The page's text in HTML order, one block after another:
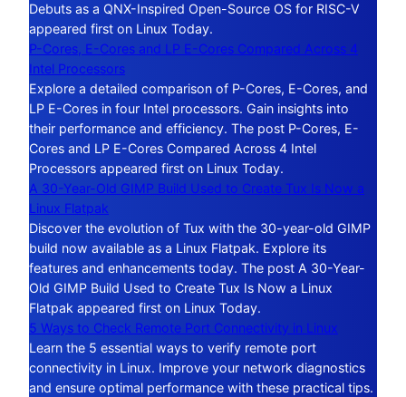
Debuts as a QNX-Inspired Open-Source OS for RISC-V
appeared first on Linux Today.
P-Cores, E-Cores and LP E-Cores Compared Across 4
Intel Processors
Explore a detailed comparison of P-Cores, E-Cores, and
LP E-Cores in four Intel processors. Gain insights into
their performance and efficiency. The post P-Cores, E-
Cores and LP E-Cores Compared Across 4 Intel
Processors appeared first on Linux Today.
A 30-Year-Old GIMP Build Used to Create Tux Is Now a
Linux Flatpak
Discover the evolution of Tux with the 30-year-old GIMP
build now available as a Linux Flatpak. Explore its
features and enhancements today. The post A 30-Year-
Old GIMP Build Used to Create Tux Is Now a Linux
Flatpak appeared first on Linux Today.
5 Ways to Check Remote Port Connectivity in Linux
Learn the 5 essential ways to verify remote port
connectivity in Linux. Improve your network diagnostics
and ensure optimal performance with these practical tips.